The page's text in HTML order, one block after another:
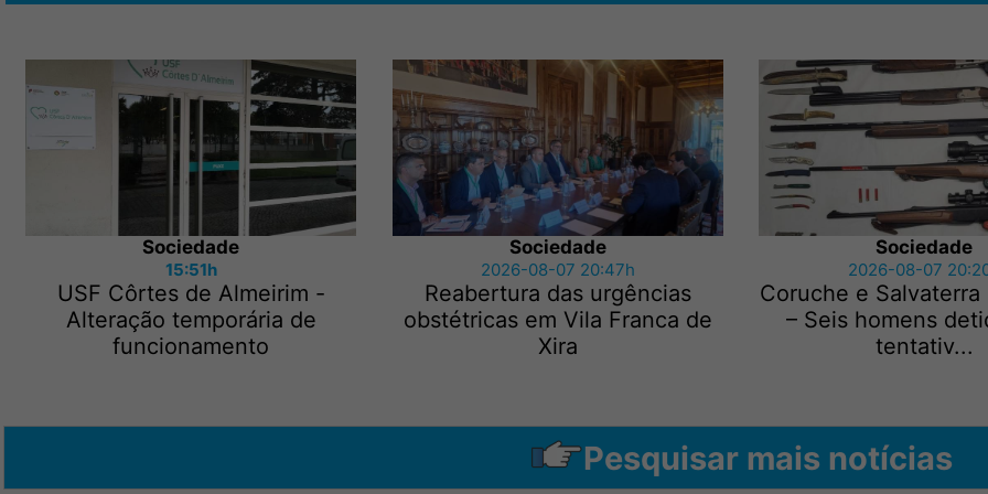
Sociedade
15:51h
USF Côrtes de Almeirim -
Alteração temporária de
funcionamento
Sociedade
2026-08-07 20:47h
Reabertura das urgências
obstétricas em Vila Franca de
Xira
Sociedade
2026-08-07
Coruche e Salvaterra
– Seis homens
tentativ...
Pesquisar mais notícias